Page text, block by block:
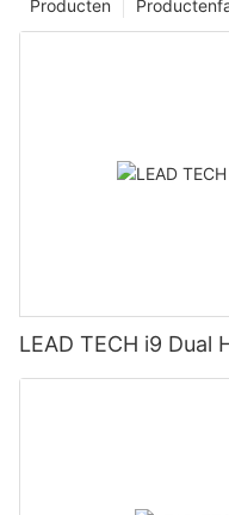
Producten
LEAD TECH i9 Dual